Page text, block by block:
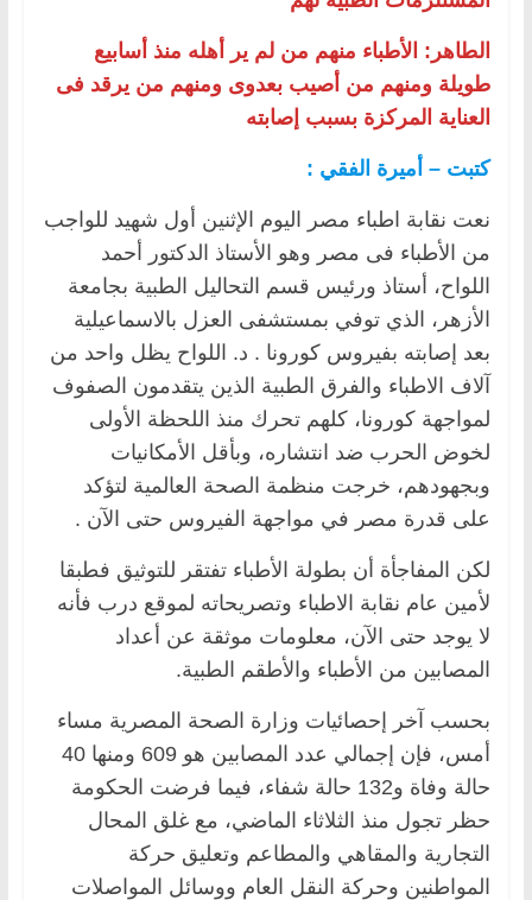
الطاهر: الأطباء منهم من لم ير أهله منذ أسابيع
طويلة ومنهم من أصيب بعدوى ومنهم من يرقد فى
العناية المركزة بسبب إصابته
كتبت – أميرة الفقي :
نعت نقابة اطباء مصر اليوم الإثنين أول شهيد للواجب
من الأطباء فى مصر وهو الأستاذ الدكتور أحمد
اللواح، أستاذ ورئيس قسم التحاليل الطبية بجامعة
الأزهر، الذي توفي بمستشفى العزل بالاسماعيلية
بعد إصابته بفيروس كورونا . د. اللواح يظل واحد من
آلاف الاطباء والفرق الطبية الذين يتقدمون الصفوف
لمواجهة كورونا، كلهم تحرك منذ اللحظة الأولى
لخوض الحرب ضد انتشاره، وبأقل الأمكانيات
وبجهودهم، خرجت منظمة الصحة العالمية لتؤكد
على قدرة مصر في مواجهة الفيروس حتى الآن .
لكن المفاجأة أن بطولة الأطباء تفتقر للتوثيق فطبقا
لأمين عام نقابة الاطباء وتصريحاته لموقع درب فأنه
لا يوجد حتى الآن، معلومات موثقة عن أعداد
المصابين من الأطباء والأطقم الطبية.
بحسب آخر إحصائيات وزارة الصحة المصرية مساء
أمس، فإن إجمالي عدد المصابين هو 609 ومنها 40
حالة وفاة و132 حالة شفاء، فيما فرضت الحكومة
حظر تجول منذ الثلاثاء الماضي، مع غلق المحال
التجارية والمقاهي والمطاعم وتعليق حركة
المواطنين وحركة النقل العام ووسائل المواصلات